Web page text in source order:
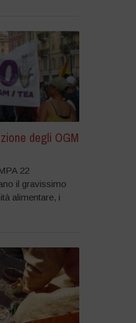
degli OGM
22
il gravissimo
alimentare, i